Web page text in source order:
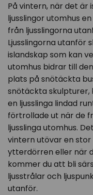
På vintern, när det är
ljusslingor utomhus
från ljusslingorna
Ljusslingorna
islandskap som kan
utomhus bidrar till
plats på snötäckta
snötäckta skulpturer,
en ljusslinga lindad
förtrollade ut när de
ljusslinga utomhus.
vintern utövar en
ytterdörren eller när
kommer du att bli
ljusstrålar och
utanför.